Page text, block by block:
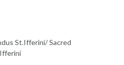
St.Ifferini/ Sacred